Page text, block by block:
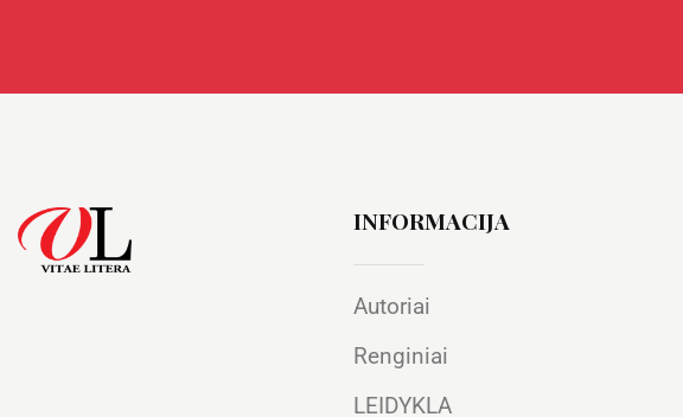
INFORMACIJA
Autoriai
Renginiai
LEIDYKLA